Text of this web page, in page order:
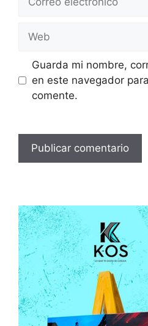
electrónico
Guarda mi nombre,
en este navegador
comente.